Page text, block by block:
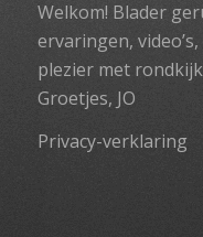
Welkom! Blader
ervaringen,
plezier met
Groetjes, JO
Privacy-verklaring